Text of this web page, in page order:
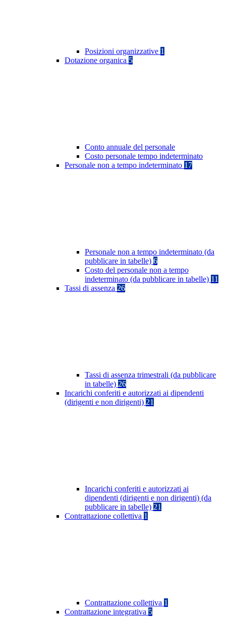
Posizioni organizzative 1
Dotazione organica 5
Conto annuale del personale
Costo personale tempo indeterminato
Personale non a tempo indeterminato 17
Personale non a tempo indeterminato (da
pubblicare in tabelle) 6
Costo del personale non a tempo
indeterminato (da pubblicare in tabelle) 11
Tassi di assenza 26
Tassi di assenza trimestrali (da pubblicare
in tabelle) 26
Incarichi conferiti e autorizzati ai dipendenti
(dirigenti e non dirigenti) 21
Incarichi conferiti e autorizzati ai
dipendenti (dirigenti e non dirigenti) (da
pubblicare in tabelle) 21
Contrattazione collettiva 1
Contrattazione collettiva 1
Contrattazione integrativa 5